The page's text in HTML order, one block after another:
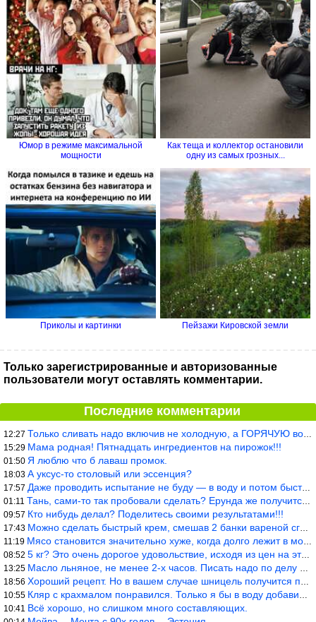
Юмор в режиме максимальной
мощности
Как теща и коллектор остановили
одну из самых грозных...
Приколы и картинки Пейзажи Кировской земли
Только зарегистрированные и авторизованные
пользователи могут оставлять комментарии.
Последние комментарии
12:27 Только сливать надо включив не холодную, а ГОРЯЧУЮ воду. Трубы в
15:29 Мама родная! Пятнадцать ингредиентов на пирожок!!!
01:50 Я люблю что б лаваш промок.
18:03 А уксус-то столовый или эссенция?
17:57 Даже проводить испытание не буду — в воду и потом быстро в раска
01:11 Тань, сами-то так пробовали сделать? Ерунда же получится. Нет, с
09:57 Кто нибудь делал? Поделитесь своими результатами!!!
17:43 Можно сделать быстрый крем, смешав 2 банки вареной сгущенки со с
11:19 Мясо становится значительно хуже, когда долго лежит в морозилке
08:52 5 кг? Это очень дорогое удовольствие, исходя из цен на эту ягоду
13:25 Масло льняное, не менее 2-х часов. Писать надо по делу и подробн
18:56 Хороший рецепт. Но в вашем случае шницель получится парено-варен
10:55 Кляр с крахмалом понравился. Только я бы в воду добавил бы молок
10:41 Всё хорошо, но слишком много составляющих.